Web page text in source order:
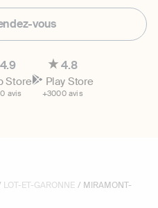
vous
4.9
Store
avis
4.8
Play Store
+3000 avis
LOT-ET-GARONNE / MIRAMONT-